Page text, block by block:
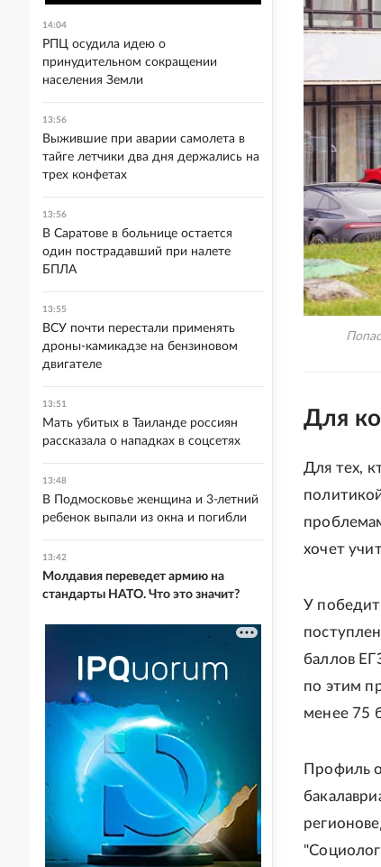
Для
Для тех,
хочет
У
баллов
по этим
менее 75
Профиль
14:04
РПЦ осудила идею о
принудительном сокращении
населения Земли
13:56
Выжившие при аварии самолета в
тайге летчики два дня держались на
трех конфетах
13:56
В Саратове в больнице остается
один пострадавший при налете
БПЛА
13:55
ВСУ почти перестали применять
дроны-камикадзе на бензиновом
двигателе
13:51
Мать убитых в Таиланде россиян
рассказала о нападках в соцсетях
13:48
В Подмосковье женщина и 3-летний
ребенок выпали из окна и погибли
13:42
Молдавия переведет армию на
стандарты НАТО. Что это значит?